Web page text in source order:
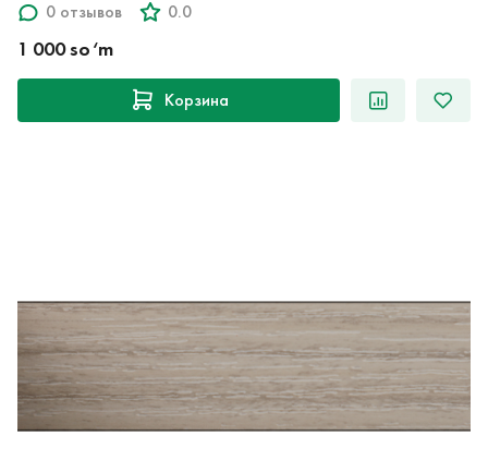
0 отзывов
0.0
1 000 so‘m
Корзина